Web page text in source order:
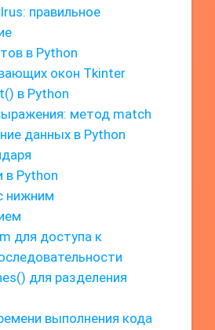
правильное
в Python
окон Tkinter
в Python
метод match
данных в Python
в Python
нижним
для доступа к
для разделения
выполнения кода